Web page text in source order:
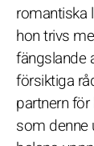
romantiska
hon trivs
fängslande
försiktiga
partnern
som denne